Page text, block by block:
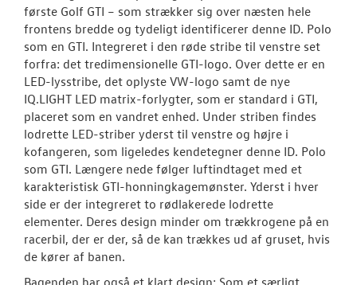
første Golf GTI – som strækker sig over næsten hele
frontens bredde og tydeligt identificerer denne ID. Polo
som en GTI. Integreret i den røde stribe til venstre set
forfra: det tredimensionelle GTI-logo. Over dette er en
LED-lysstribe, det oplyste VW-logo samt de nye
IQ.LIGHT LED matrix-forlygter, som er standard i GTI,
placeret som en vandret enhed. Under striben findes
lodrette LED-striber yderst til venstre og højre i
kofangeren, som ligeledes kendetegner denne ID. Polo
som GTI. Længere nede følger luftindtaget med et
karakteristisk GTI-honningkagemønster. Yderst i hver
side er der integreret to rødlakerede lodrette
elementer. Deres design minder om trækkrogene på en
racerbil, der er der, så de kan trækkes ud af gruset, hvis
de kører af banen.